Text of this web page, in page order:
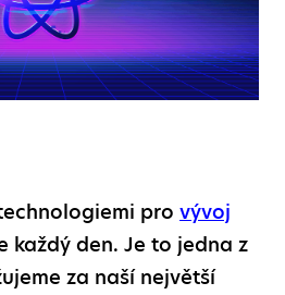
pro vývoj
každý den. Je to jedna z
za naší největší